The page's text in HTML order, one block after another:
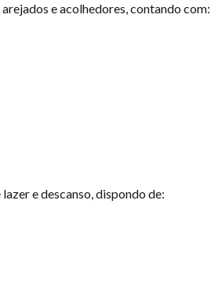
e acolhedores, contando com:
e descanso, dispondo de: